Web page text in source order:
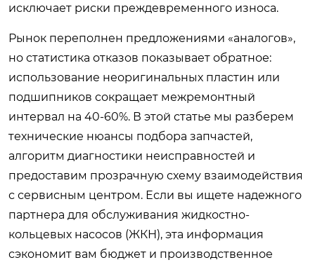
исключает риски преждевременного износа.
Рынок переполнен предложениями «аналогов»,
но статистика отказов показывает обратное:
использование неоригинальных пластин или
подшипников сокращает межремонтный
интервал на 40-60%. В этой статье мы разберем
технические нюансы подбора запчастей,
алгоритм диагностики неисправностей и
предоставим прозрачную схему взаимодействия
с сервисным центром. Если вы ищете надежного
партнера для обслуживания жидкостно-
кольцевых насосов (ЖКН), эта информация
сэкономит вам бюджет и производственное